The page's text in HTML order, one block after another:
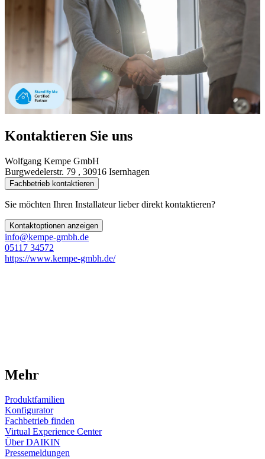
Kontaktieren Sie uns
Wolfgang Kempe GmbH
Burgwedelerstr. 79 , 30916 Isernhagen
Fachbetrieb kontaktieren
Sie möchten Ihren Installateur lieber direkt kontaktieren?
Kontaktoptionen anzeigen
info@kempe-gmbh.de
05117 34572
https://www.kempe-gmbh.de/
Mehr
Produktfamilien
Konfigurator
Fachbetrieb finden
Virtual Experience Center
Über DAIKIN
Pressemeldungen